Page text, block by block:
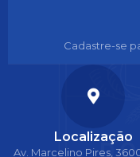
Cadastre-se
Localização
Av. Marcelino Pires,